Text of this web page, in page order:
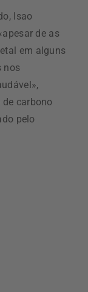
Isao
de as
em alguns
nos
carbono
pelo